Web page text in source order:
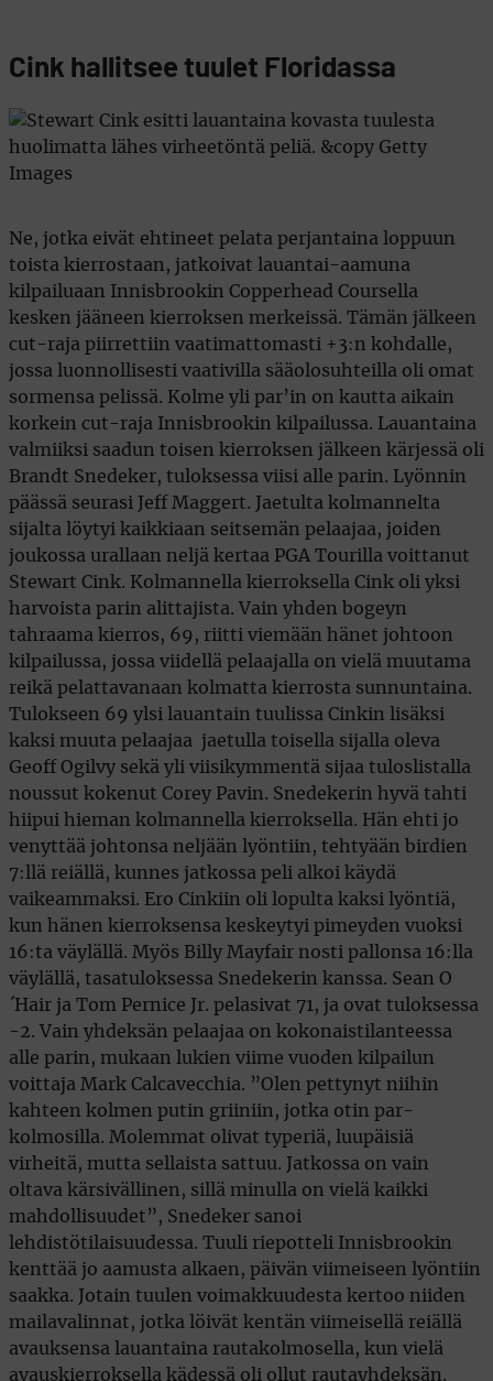
Cink hallitsee tuulet Floridassa
Ne, jotka eivät ehtineet pelata perjantaina loppuun
toista kierrostaan, jatkoivat lauantai-aamuna
kilpailuaan Innisbrookin Copperhead Coursella
kesken jääneen kierroksen merkeissä. Tämän jälkeen
cut-raja piirrettiin vaatimattomasti +3:n kohdalle,
jossa luonnollisesti vaativilla sääolosuhteilla oli omat
sormensa pelissä. Kolme yli par’in on kautta aikain
korkein cut-raja Innisbrookin kilpailussa. Lauantaina
valmiiksi saadun toisen kierroksen jälkeen kärjessä oli
Brandt Snedeker, tuloksessa viisi alle parin. Lyönnin
päässä seurasi Jeff Maggert. Jaetulta kolmannelta
sijalta löytyi kaikkiaan seitsemän pelaajaa, joiden
joukossa urallaan neljä kertaa PGA Tourilla voittanut
Stewart Cink. Kolmannella kierroksella Cink oli yksi
harvoista parin alittajista. Vain yhden bogeyn
tahraama kierros, 69, riitti viemään hänet johtoon
kilpailussa, jossa viidellä pelaajalla on vielä muutama
reikä pelattavanaan kolmatta kierrosta sunnuntaina.
Tulokseen 69 ylsi lauantain tuulissa Cinkin lisäksi
kaksi muuta pelaajaa  jaetulla toisella sijalla oleva
Geoff Ogilvy sekä yli viisikymmentä sijaa tuloslistalla
noussut kokenut Corey Pavin. Snedekerin hyvä tahti
hiipui hieman kolmannella kierroksella. Hän ehti jo
venyttää johtonsa neljään lyöntiin, tehtyään birdien
7:llä reiällä, kunnes jatkossa peli alkoi käydä
vaikeammaksi. Ero Cinkiin oli lopulta kaksi lyöntiä,
kun hänen kierroksensa keskeytyi pimeyden vuoksi
16:ta väylällä. Myös Billy Mayfair nosti pallonsa 16:lla
väylällä, tasatuloksessa Snedekerin kanssa. Sean O
´Hair ja Tom Pernice Jr. pelasivat 71, ja ovat tuloksessa
-2. Vain yhdeksän pelaajaa on kokonaistilanteessa
alle parin, mukaan lukien viime vuoden kilpailun
voittaja Mark Calcavecchia. ”Olen pettynyt niihin
kahteen kolmen putin griiniin, jotka otin par-
kolmosilla. Molemmat olivat typeriä, luupäisiä
virheitä, mutta sellaista sattuu. Jatkossa on vain
oltava kärsivällinen, sillä minulla on vielä kaikki
mahdollisuudet”, Snedeker sanoi
lehdistötilaisuudessa. Tuuli riepotteli Innisbrookin
kenttää jo aamusta alkaen, päivän viimeiseen lyöntiin
saakka. Jotain tuulen voimakkuudesta kertoo niiden
mailavalinnat, jotka löivät kentän viimeisellä reiällä
avauksensa lauantaina rautakolmosella, kun vielä
avauskierroksella kädessä oli ollut rautayhdeksän.